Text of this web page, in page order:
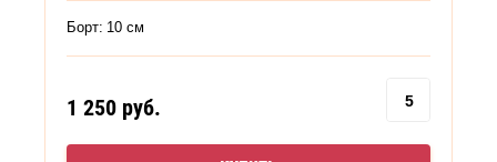
Борт: 10 см
1 250 руб.